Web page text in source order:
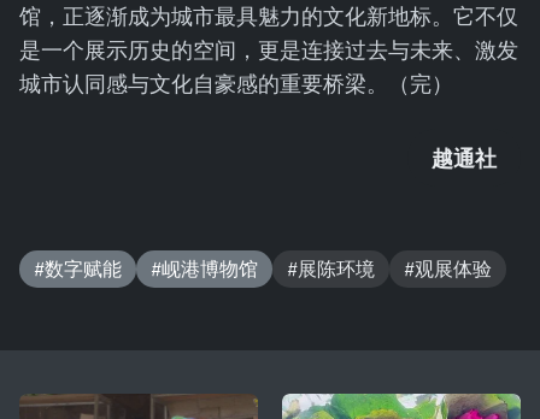
馆，正逐渐成为城市最具魅力的文化新地标。它不仅
是一个展示历史的空间，更是连接过去与未来、激发
城市认同感与文化自豪感的重要桥梁。（完）
越通社
#数字赋能 #岘港博物馆 #展陈环境 #观展体验